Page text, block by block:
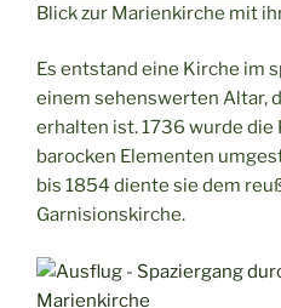
Blick zur Marienkirche mit
Es entstand eine Kirche im
einem sehenswerten Altar,
erhalten ist. 1736 wurde
barocken Elementen
bis 1854 diente sie dem
Garnisionskirche.